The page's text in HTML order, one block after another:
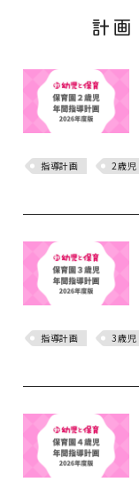
計
指導計画 2歳児
指導計画 3歳児